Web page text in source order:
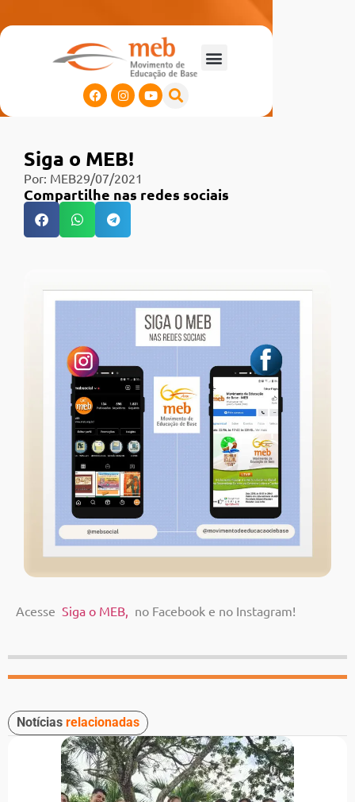
Siga o MEB!
Por: MEB29/07/2021
Compartilhe nas redes sociais
Acesse Siga o MEB, no Facebook e no Instagram!
Notícias relacionadas